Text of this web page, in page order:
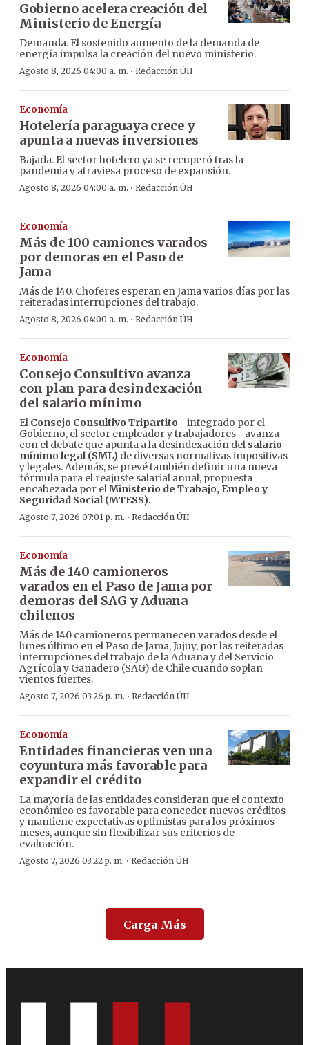
Gobierno acelera creación del
Ministerio de Energía
Demanda. El sostenido aumento de la demanda de
energía impulsa la creación del nuevo ministerio.
Agosto 8, 2026 04:00 a. m. · Redacción ÚH
Economía
Hotelería paraguaya crece y
apunta a nuevas inversiones
Bajada. El sector hotelero ya se recuperó tras la
pandemia y atraviesa proceso de expansión.
Agosto 8, 2026 04:00 a. m. · Redacción ÚH
Economía
Más de 100 camiones varados
por demoras en el Paso de
Jama
Más de 140. Choferes esperan en Jama varios días por las
reiteradas interrupciones del trabajo.
Agosto 8, 2026 04:00 a. m. · Redacción ÚH
Economía
Consejo Consultivo avanza
con plan para desindexación
del salario mínimo
El Consejo Consultivo Tripartito –integrado por el
Gobierno, el sector empleador y trabajadores– avanza
con el debate que apunta a la desindexación del salario
mínimo legal (SML) de diversas normativas impositivas
y legales. Además, se prevé también definir una nueva
fórmula para el reajuste salarial anual, propuesta
encabezada por elMinisterio de Trabajo, Empleo y
Seguridad Social (MTESS).
Agosto 7, 2026 07:01 p. m. · Redacción ÚH
Economía
Más de 140 camioneros
varados en el Paso de Jama por
demoras del SAG y Aduana
chilenos
Más de 140 camioneros permanecen varados desde el
lunes último en el Paso de Jama, Jujuy, por las reiteradas
interrupciones del trabajo de la Aduana y del Servicio
Agrícola y Ganadero (SAG) de Chile cuando soplan
vientos fuertes.
Agosto 7, 2026 03:26 p. m. · Redacción ÚH
Economía
Entidades financieras ven una
coyuntura más favorable para
expandir el crédito
La mayoría de las entidades consideran que el contexto
económico es favorable para conceder nuevos créditos
y mantiene expectativas optimistas para los próximos
meses, aunque sin flexibilizar sus criterios de
evaluación.
Agosto 7, 2026 03:22 p. m. · Redacción ÚH
Carga Más